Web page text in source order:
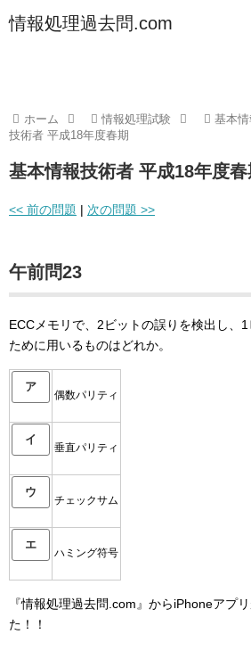
情報処理過去問.com
ホーム 情報処理試験 基本
技術者 平成18年度春期
基本情報技術者 平成18年度
<< 前の問題 | 次の問題 >>
午前問23
ECCメモリで、2ビットの誤りを検出し、
ために用いるものはどれか。
ア
偶数パリティ
イ
垂直パリティ
ウ
チェックサム
エ
ハミング符号
『情報処理過去問.com』からiPhoneアプ
た！！